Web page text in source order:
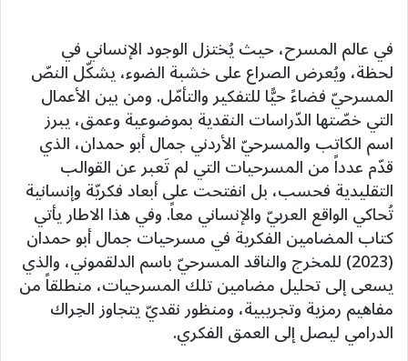
في عالم المسرح، حيث يُختزل الوجود الإنساني في
لحظة، ويُعرض الصراع على خشبة الضوء، يشكّل النصّ
المسرحيّ فضاءً حيًّا للتفكير والتأمّل. ومن بين الأعمال
التي خصّتها الدّراسات النقدية بموضوعية وعمق، يبرز
اسم الكاتب والمسرحيّ الأردني جمال أبو حمدان، الذي
قدّم عدداً من المسرحيات التي لم تَعبر عن القوالب
التقليدية فحسب، بل انفتحت على أبعاد فكريّة وإنسانية
تُحاكي الواقع العربيّ والإنساني معاً. وفي هذا الاطار يأتي
كتاب المضامين الفكرية في مسرحيات جمال أبو حمدان
(2023) للمخرج والناقد المسرحيّ باسم الدلقموني، والذي
يسعى إلى تحليل مضامين تلك المسرحيات، منطلقاً من
مفاهيم رمزية وتجريبية، ومنظور نقديّ يتجاوز الحِراك
الدرامي ليصل إلى العمق الفكري.